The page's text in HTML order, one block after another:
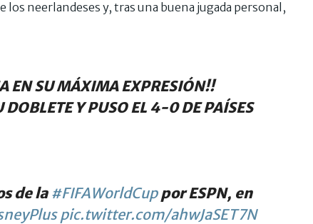
los neerlandeses y, tras una buena jugada personal,
EN SU MÁXIMA EXPRESIÓN!!
DOBLETE Y PUSO EL 4-0 DE PAÍSES
de la #FIFAWorldCuppor ESPN, en
pic.twitter.com/ahwJaSET7N